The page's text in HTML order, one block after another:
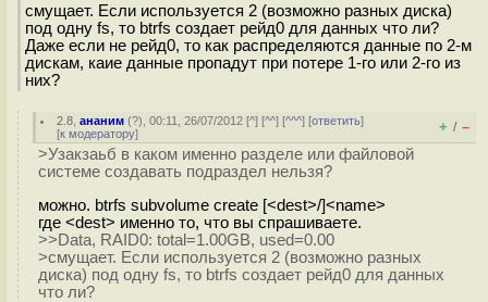
смущает. Если используется 2 (возможно разных диска)
под одну fs, то btrfs создает рейд0 для данных что ли?
Даже если не рейд0, то как распределяются данные по 2-м
дискам, каие данные пропадут при потере 1-го или 2-го из
них?
2.8 ,ананим (?), 00:11, 26/07/2012 [^] [^^] [^^^] [ответить]
[к модератору] + / –
>Узакзаьб в каком именно разделе или файловой
системе создавать подраздел нельзя?
можно. btrfs subvolume create [<dest>/]<name>
где <dest> именно то, что вы спрашиваете.
>>Data, RAID0: total=1.00GB, used=0.00
>смущает. Если используется 2 (возможно разных
диска) под одну fs, то btrfs создает рейд0 для данных
что ли?